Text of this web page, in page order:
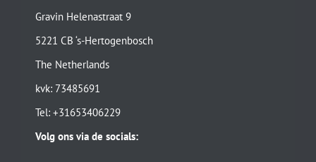
Gravin Helenastraat 9
5221 CB ‘s-Hertogenbosch
The Netherlands
kvk: 73485691
Tel: +31653406229
Volg ons via de socials: